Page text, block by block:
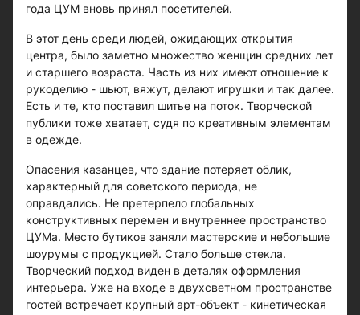
года ЦУМ вновь принял посетителей.
В этот день среди людей, ожидающих открытия
центра, было заметно множество женщин средних лет
и старшего возраста. Часть из них имеют отношение к
рукоделию - шьют, вяжут, делают игрушки и так далее.
Есть и те, кто поставил шитье на поток. Творческой
публики тоже хватает, судя по креативным элементам
в одежде.
Опасения казанцев, что здание потеряет облик,
характерный для советского периода, не
оправдались. Не претерпело глобальных
конструктивных перемен и внутреннее пространство
ЦУМа. Место бутиков заняли мастерские и небольшие
шоурумы с продукцией. Стало больше стекла.
Творческий подход виден в деталях оформления
интерьера. Уже на входе в двухсветном пространстве
гостей встречает крупный арт-объект - кинетическая